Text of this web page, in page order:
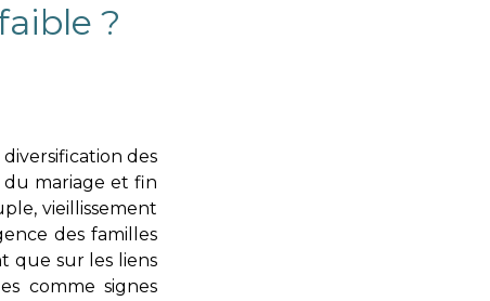
?
des
du mariage et fin
vieillissement
des familles
que sur les liens
comme signes